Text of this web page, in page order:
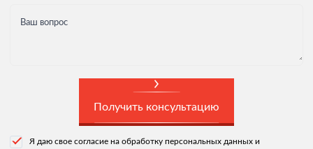
Ваш вопрос
Получить консультацию
Я даю свое согласие на обработку персональных данных и